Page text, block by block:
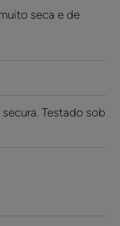
seca e de
Testado sob